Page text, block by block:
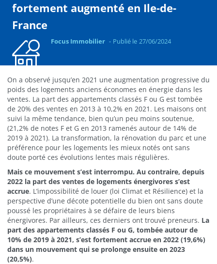
fortement augmenté en Ile-de-
France
Focus Immobilier Publié le 27/06/2024
On a observé jusqu’en 2021 une augmentation progressive du
poids des logements anciens économes en énergie dans les
ventes. La part des appartements classés F ou G est tombée
de 20% des ventes en 2013 à 10,2% en 2021. Les maisons ont
suivi la même tendance, bien qu’un peu moins soutenue,
(21,2% de notes F et G en 2013 ramenés autour de 14% de
2019 à 2021). La transformation, la rénovation du parc et une
préférence pour les logements les mieux notés ont sans
doute porté ces évolutions lentes mais régulières.
Mais ce mouvement s’est interrompu. Au contraire, depuis
2022 la part des ventes de logements énergivores s’est
accrue. L’impossibilité de louer (loi Climat et Résilience) et la
perspective d’une décote potentielle du bien ont sans doute
poussé les propriétaires à se défaire de leurs biens
énergivores. Par ailleurs, ces derniers ont trouvé preneurs. La
part des appartements classés F ou G, tombée autour de
10% de 2019 à 2021, s’est fortement accrue en 2022 (19,6%)
dans un mouvement qui se prolonge ensuite en 2023
(20,5%).